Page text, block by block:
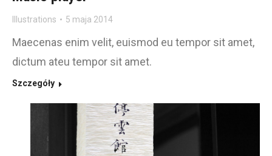
Illustrations 5 maja 2014
Maecenas enim velit, euismod eu tempor sit amet,
dictum ateu tempor sit amet.
Szczegóły